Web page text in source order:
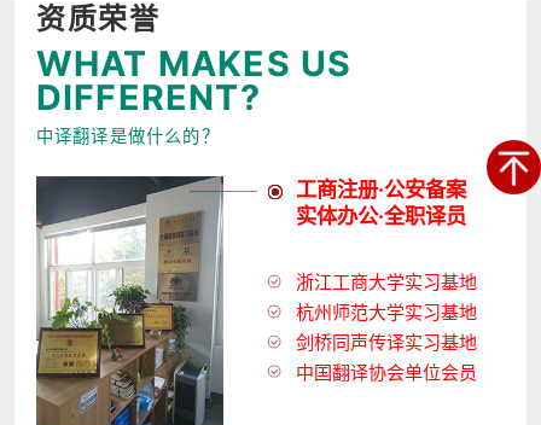
资质荣誉
WHAT MAKES US
DIFFERENT?
中译翻译是做什么的？
工商注册·公安备案
实体办公·全职译员
浙江工商大学实习基地
杭州师范大学实习基地
剑桥同声传译实习基地
中国翻译协会单位会员